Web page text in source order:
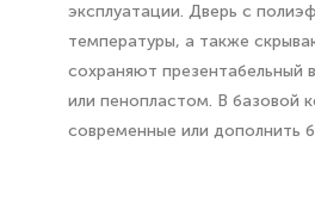
эксплуатации. Дверь с
температуры, а также
сохраняют презентабельный
или пенопластом. В базовой
современные или дополнить